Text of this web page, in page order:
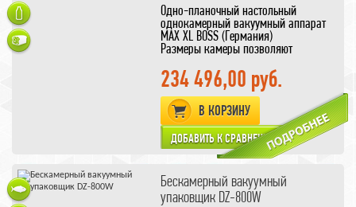
Одно-планочный настольный
однокамерный вакуумный аппарат
MAX XL BOSS (Германия)
Размеры камеры позволяют
упаковать длинный продукт целиком,
например рыбу.
С микропроцессорной системой
управления Z 2000 оснащается
дополнительным оборудованием
234 496,00 руб.
В КОРЗИНУ
Бескамерный вакуумный
упаковщик DZ-800W